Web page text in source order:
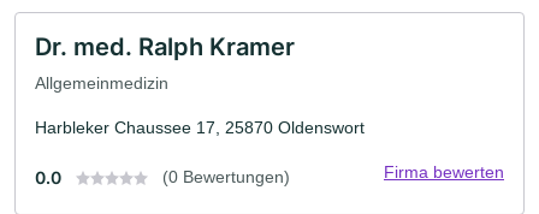
Dr. med. Ralph Kramer
Allgemeinmedizin
Harbleker Chaussee 17, 25870 Oldenswort
0.0 (0 Bewertungen) Firma bewerten